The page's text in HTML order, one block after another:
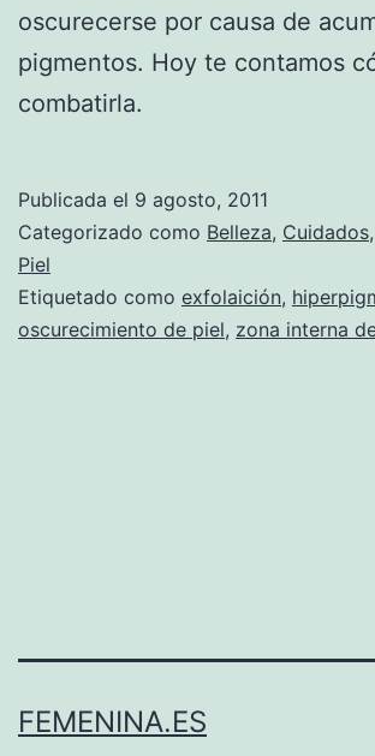
oscurecerse por causa de
pigmentos. Hoy te contamos
combatirla.
Publicada el 9 agosto, 2011
Categorizado como Belleza, Cuidados,
Piel
Etiquetado como exfolaición,
oscurecimiento de piel, zona interna
FEMENINA.ES